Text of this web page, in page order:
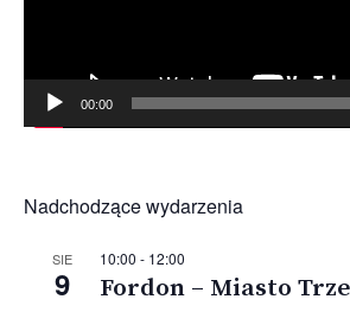
00:00
Nadchodzące wydarzenia
SIE
9
10:00 - 12:00
Fordon – Miasto